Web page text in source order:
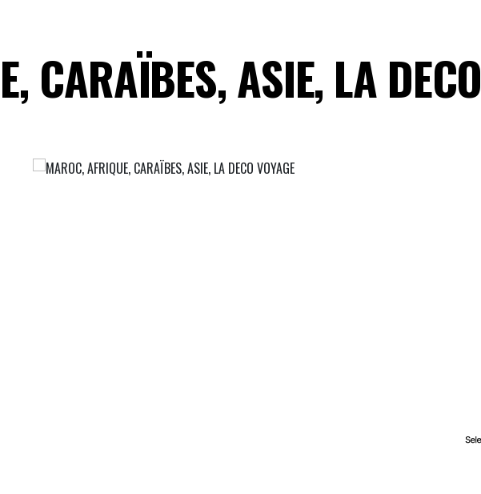
CARAÏBES, ASIE, LA DECO